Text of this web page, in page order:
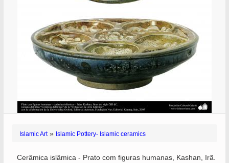
Islamic Art» Islamic Pottery- Islamic ceramics
Cerâmica islâmica - Prato com figuras humanas, Kashan, Irã.